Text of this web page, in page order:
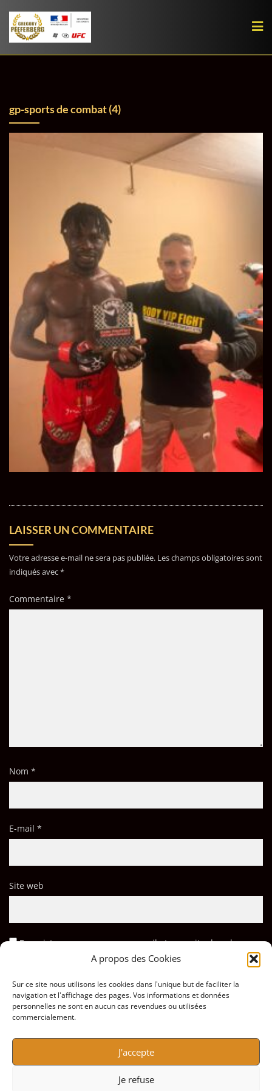
A propos des Cookies
Sur ce site nous utilisons les cookies dans l'unique but de faciliter la
navigation et l'affichage des pages. Vos informations et données
personnelles ne sont en aucun cas revendues ou utilisées
commercialement.
J'accepte
Je refuse
content
gp-sports de combat (4)
LAISSER UN COMMENTAIRE
Votre adresse e-mail ne sera pas publiée. Les champs obligatoires sont
indiqués avec*
Commentaire *
Nom *
E-mail *
Site web
Enregistrer mon nom, mon e-mail et mon site dans le
navigateur pour mon prochain commentaire.